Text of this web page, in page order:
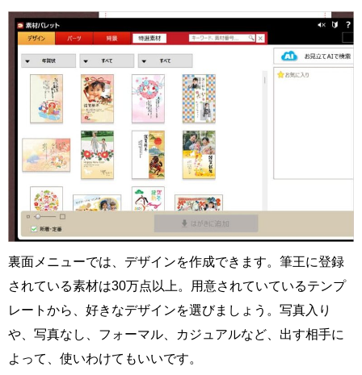
裏面メニューでは、デザインを作成できます。筆王に登録
されている素材は30万点以上。用意されていているテンプ
レートから、好きなデザインを選びましょう。写真入り
や、写真なし、フォーマル、カジュアルなど、出す相手に
よって、使いわけてもいいです。